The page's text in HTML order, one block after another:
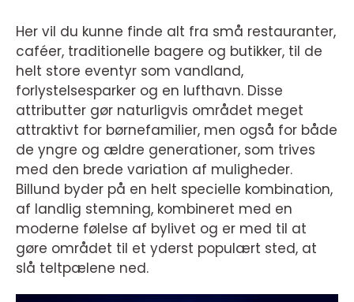
Her vil du kunne finde alt fra små restauranter,
caféer, traditionelle bagere og butikker, til de
helt store eventyr som vandland,
forlystelsesparker og en lufthavn. Disse
attributter gør naturligvis området meget
attraktivt for børnefamilier, men også for både
de yngre og ældre generationer, som trives
med den brede variation af muligheder.
Billund byder på en helt specielle kombination,
af landlig stemning, kombineret med en
moderne følelse af bylivet og er med til at
gøre området til et yderst populært sted, at
slå teltpælene ned.